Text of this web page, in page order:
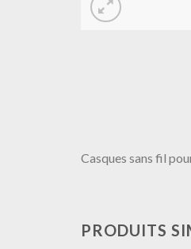
Casques sans fil
PRODUITS